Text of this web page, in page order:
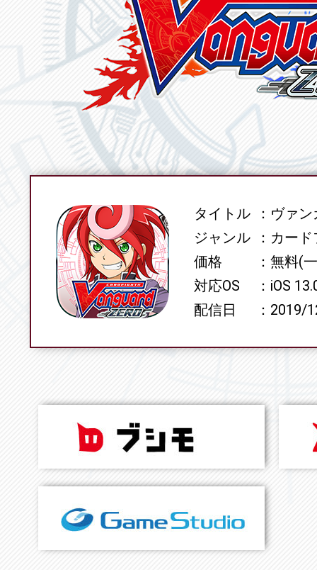
SPECタイトル
ヴァン
ジャンル
カード
価格
無料(
対応OS
iOS
配信日
2019/